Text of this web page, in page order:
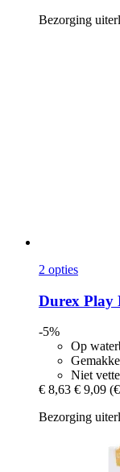
Bezorging
2 opties
Durex Play
-5%
Op
Niet
€ 8,63 € 9,09
Bezorging